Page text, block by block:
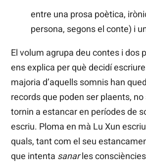
entre una prosa poètica,
persona, segons el conte) i
El volum agrupa deu contes i dos
ens explica per què decidí
majoria d’aquells somnis han
records que poden ser plaents,
tornin a estancar en períodes de
escriu. Ploma en mà Lu Xun
quals, tant com el seu
que intenta sanarles